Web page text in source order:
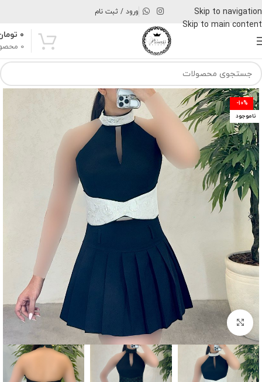
Skip to navigation
Skip to main content
ورود / ثبت نام
0
۰
-10%
ناموجود
بزرگنمایی تصویر